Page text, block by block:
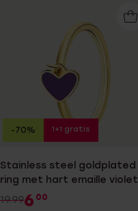
Stainless steel goldplated
ring met hart emaille violet
19.996 00
-70% 1+1 gratis